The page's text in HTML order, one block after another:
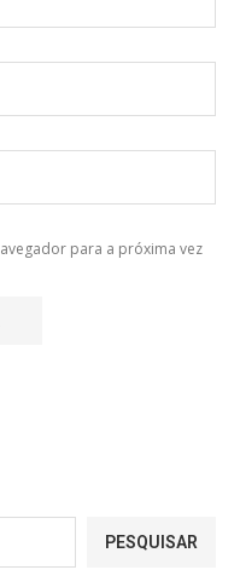
para a próxima vez
PESQUISAR